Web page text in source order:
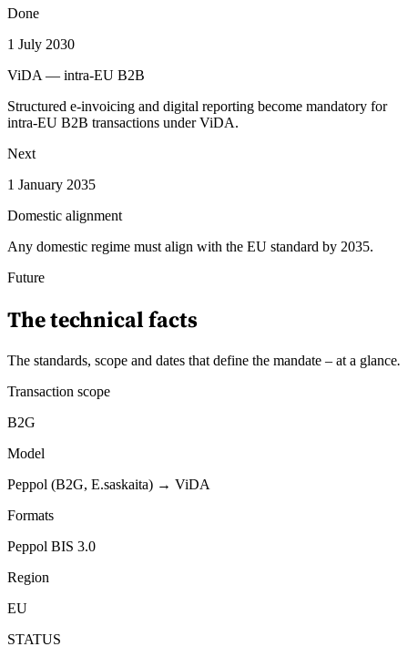
Done
1 July 2030
ViDA — intra-EU B2B
Structured e-invoicing and digital reporting become mandatory for
intra-EU B2B transactions under ViDA.
Next
1 January 2035
Domestic alignment
Any domestic regime must align with the EU standard by 2035.
Future
The technical facts
The standards, scope and dates that define the mandate – at a glance.
Transaction scope
B2G
Model
Peppol (B2G, E.saskaita) → ViDA
Formats
Peppol BIS 3.0
Region
EU
STATUS